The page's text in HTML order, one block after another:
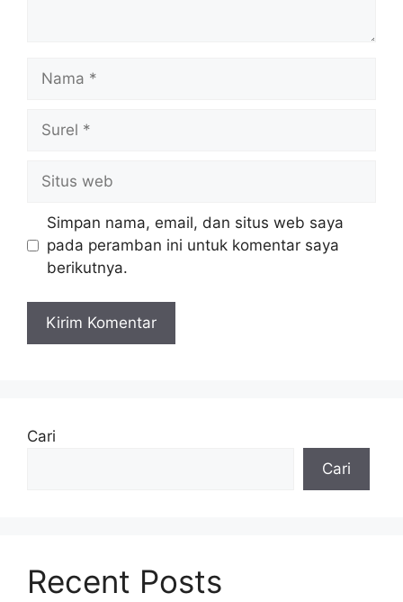
web
Simpan nama, email, dan situs web saya
pada peramban ini untuk komentar saya
berikutnya.
Cari
Cari
Recent Posts